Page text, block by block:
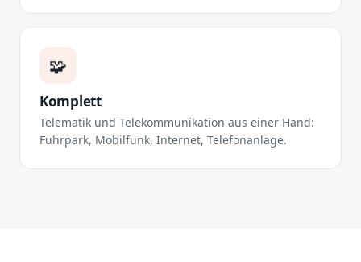
🧩
Komplett
Telematik und Telekommunikation aus einer Hand:
Fuhrpark, Mobilfunk, Internet, Telefonanlage.